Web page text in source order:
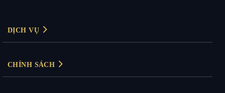
DỊCH VỤ
Thiết kế nội thất biệt thự
CHÍNH SÁCH